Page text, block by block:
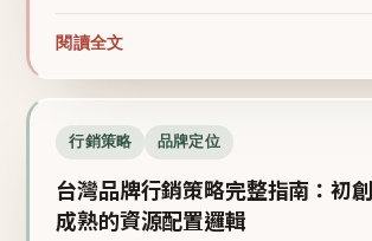
閱讀全文
行銷策略 品牌定位
台灣品牌行銷策略完整指南：初
成熟的資源配置邏輯